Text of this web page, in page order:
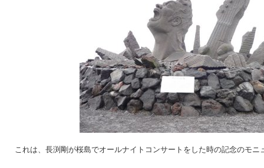
これは、長渕剛が桜島でオールナイトコンサートをした時の記念のモニ